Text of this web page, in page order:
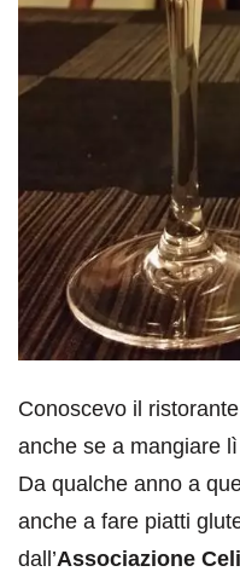
Conoscevo il
anche se a mangiare
Da qualche anno a
anche a fare piatti
dall’Associazione